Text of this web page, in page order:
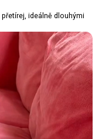
ideálně dlouhými